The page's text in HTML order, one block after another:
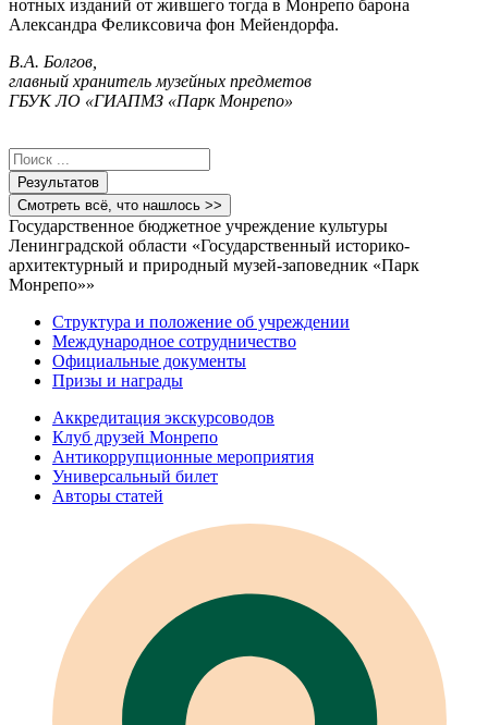
нотных изданий от жившего тогда в Монрепо барона
Александра Феликсовича фон Мейендорфа.
В.А. Болгов,
главный хранитель музейных предметов
ГБУК ЛО «ГИАПМЗ «Парк Монрепо»
Search
...Результатов
Смотреть всё, что нашлось >>
Государственное бюджетное учреждение культуры
Ленинградской области «Государственный историко-
архитектурный и природный музей-заповедник «Парк
Монрепо»»
Структура и положение об учреждении
Международное сотрудничество
Официальные документы
Призы и награды
Аккредитация экскурсоводов
Клуб друзей Монрепо
Антикоррупционные мероприятия
Универсальный билет
Авторы статей